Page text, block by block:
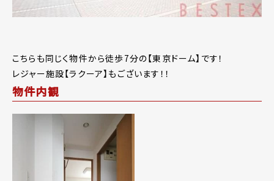
こちらも同じく物件から徒歩7分の【東京ドーム】です！
レジャー施設【ラクーア】もございます！！
物件内観